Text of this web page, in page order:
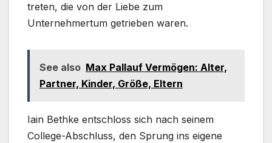
treten, die von der Liebe zum
Unternehmertum getrieben waren.
See also Max Pallauf Vermögen: Alter,
Partner, Kinder, Größe, Eltern
Iain Bethke entschloss sich nach seinem
College-Abschluss, den Sprung ins eigene